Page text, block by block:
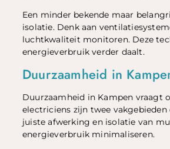
Een minder bekende maar
isolatie. Denk aan
luchtkwaliteit monitoren. Deze
energieverbruik verder daalt.
Duurzaamheid in
Duurzaamheid in Kampen vraagt
electriciens zijn twee
juiste afwerking en isolatie van
energieverbruik minimaliseren.